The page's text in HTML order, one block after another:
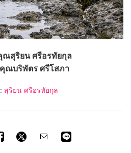
ณสุริยน ศรีอรทัยกุล
ณบริพัตร ศรีโสภา
สุริยน ศรีอรทัยกุล